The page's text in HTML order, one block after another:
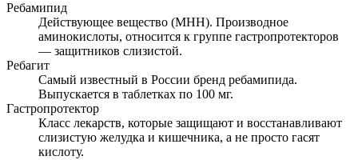
Ребамипид
Действующее вещество (МНН). Производное
аминокислоты, относится к группе гастропротекторов
— защитников слизистой.
Ребагит
Самый известный в России бренд ребамипида.
Выпускается в таблетках по 100 мг.
Гастропротектор
Класс лекарств, которые защищают и восстанавливают
слизистую желудка и кишечника, а не просто гасят
кислоту.